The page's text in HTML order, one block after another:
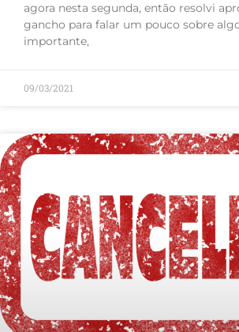
agora nesta segunda, então resolvi
gancho para falar um pouco sobre
importante,
09/03/2021